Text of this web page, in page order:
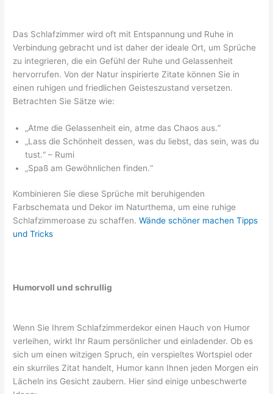
Das Schlafzimmer wird oft mit Entspannung und Ruhe in
Verbindung gebracht und ist daher der ideale Ort, um Sprüche
zu integrieren, die ein Gefühl der Ruhe und Gelassenheit
hervorrufen. Von der Natur inspirierte Zitate können Sie in
einen ruhigen und friedlichen Geisteszustand versetzen.
Betrachten Sie Sätze wie:
„Atme die Gelassenheit ein, atme das Chaos aus.“
„Lass die Schönheit dessen, was du liebst, das sein, was du
tust.“ – Rumi
„Spaß am Gewöhnlichen finden.“
Kombinieren Sie diese Sprüche mit beruhigenden
Farbschemata und Dekor im Naturthema, um eine ruhige
Schlafzimmeroase zu schaffen.Wände schöner machen Tipps
und Tricks
Humorvoll und schrullig
Wenn Sie Ihrem Schlafzimmerdekor einen Hauch von Humor
verleihen, wirkt Ihr Raum persönlicher und einladender. Ob es
sich um einen witzigen Spruch, ein verspieltes Wortspiel oder
ein skurriles Zitat handelt, Humor kann Ihnen jeden Morgen ein
Lächeln ins Gesicht zaubern. Hier sind einige unbeschwerte